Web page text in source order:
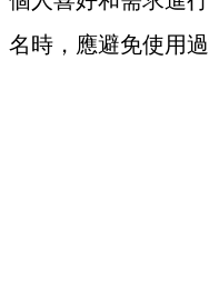
名時，應避免使用